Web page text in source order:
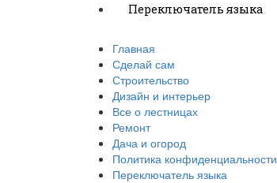
Переключатель языка
Главная
Сделай сам
Строительство
Дизайн и интерьер
Все о лестницах
Ремонт
Дача и огород
Политика конфиденциальности
Переключатель языка